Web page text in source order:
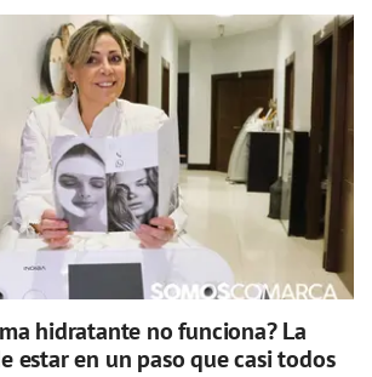
hidratante no funciona? La
estar en un paso que casi todos